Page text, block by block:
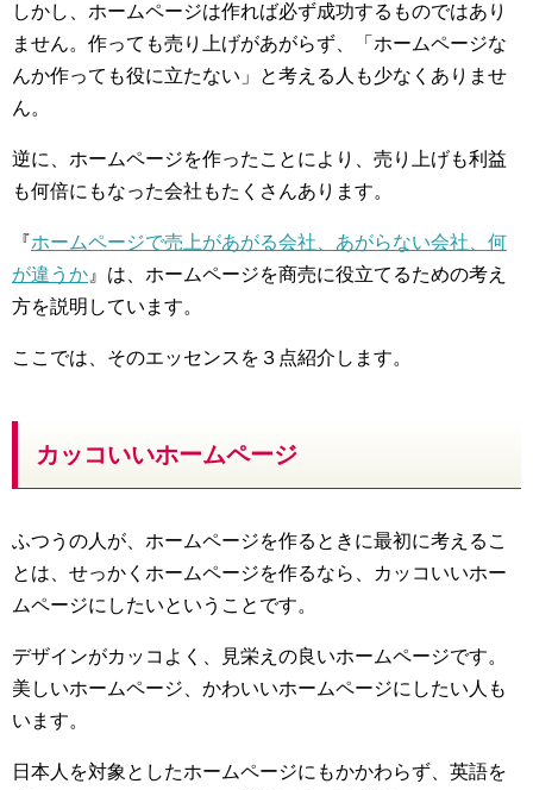
しかし、ホームページは作れば必ず成功するものではあり
ません。作っても売り上げがあがらず、「ホームページな
んか作っても役に立たない」と考える人も少なくありませ
ん。
逆に、ホームページを作ったことにより、売り上げも利益
も何倍にもなった会社もたくさんあります。
『ホームページで売上があがる会社、あがらない会社、何
が違うか 』は、ホームページを商売に役立てるための考え
方を説明しています。
ここでは、そのエッセンスを３点紹介します。
カッコいいホームページ
ふつうの人が、ホームページを作るときに最初に考えるこ
とは、せっかくホームページを作るなら、カッコいいホー
ムページにしたいということです。
デザインがカッコよく、見栄えの良いホームページです。
美しいホームページ、かわいいホームページにしたい人も
います。
日本人を対象としたホームページにもかかわらず、英語を